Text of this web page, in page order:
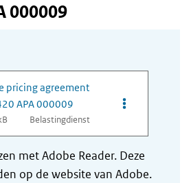
000009
pricing agreement
APA 000009
Belastingdienst
Opties van
met Adobe Reader. Deze
op de website van Adobe.